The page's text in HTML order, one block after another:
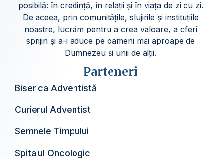
posibilă: în credință, în relații și în viața de zi cu zi.
De aceea, prin comunitățile, slujirile și instituțiile
noastre, lucrăm pentru a crea valoare, a oferi
sprijin și a-i aduce pe oameni mai aproape de
Dumnezeu și unii de alții.
Parteneri
Biserica Adventistă
Curierul Adventist
Semnele Timpului
Spitalul Oncologic